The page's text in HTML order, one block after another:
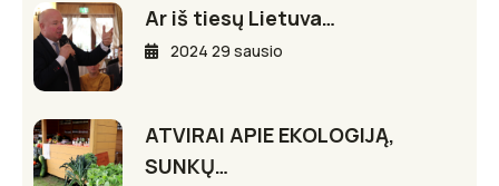
Ar iš tiesų Lietuva…
2024 29 sausio
ATVIRAI APIE EKOLOGIJĄ,
SUNKŲ…